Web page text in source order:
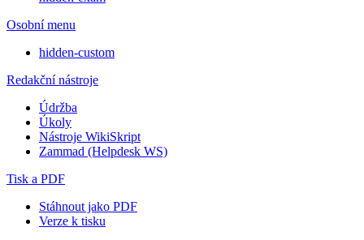
Osobní menu
hidden-custom
Redakční nástroje
Údržba
Úkoly
Nástroje WikiSkript
Zammad (Helpdesk WS)
Tisk a PDF
Stáhnout jako PDF
Verze k tisku